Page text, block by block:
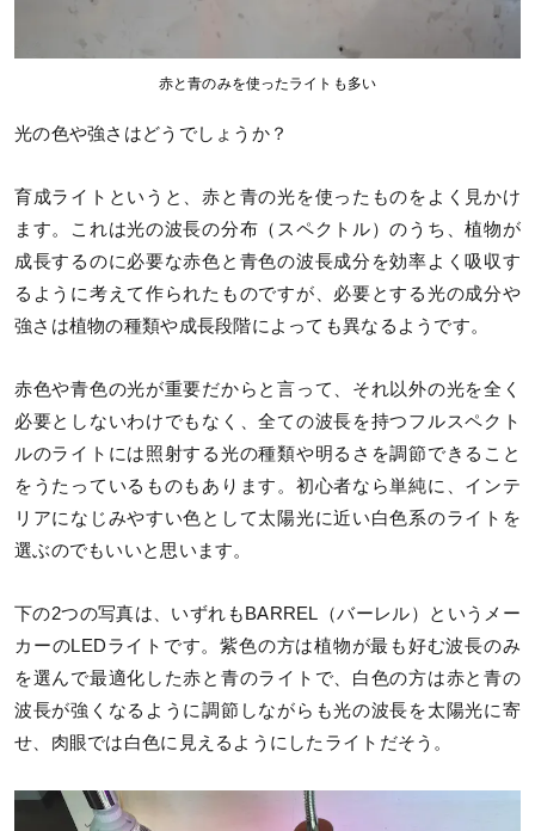
赤と青のみを使ったライトも多い
光の色や強さはどうでしょうか？
育成ライトというと、赤と青の光を使ったものをよく見かけ
ます。これは光の波長の分布（スペクトル）のうち、植物が
成長するのに必要な赤色と青色の波長成分を効率よく吸収す
るように考えて作られたものですが、必要とする光の成分や
強さは植物の種類や成長段階によっても異なるようです。
赤色や青色の光が重要だからと言って、それ以外の光を全く
必要としないわけでもなく、全ての波長を持つフルスペクト
ルのライトには照射する光の種類や明るさを調節できること
をうたっているものもあります。初心者なら単純に、インテ
リアになじみやすい色として太陽光に近い白色系のライトを
選ぶのでもいいと思います。
下の2つの写真は、いずれもBARREL（バーレル）というメー
カーのLEDライトです。紫色の方は植物が最も好む波長のみ
を選んで最適化した赤と青のライトで、白色の方は赤と青の
波長が強くなるように調節しながらも光の波長を太陽光に寄
せ、肉眼では白色に見えるようにしたライトだそう。